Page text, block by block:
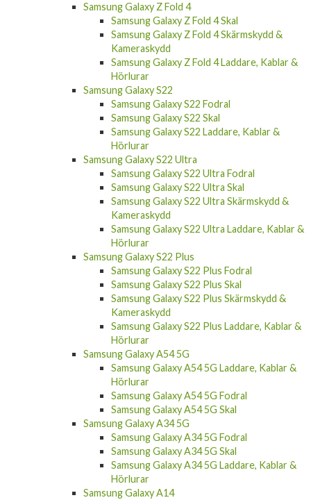
Samsung Galaxy Z Fold 4 Skal
Samsung Galaxy Z Fold 4 Skärmskydd &
Kameraskydd
Samsung Galaxy Z Fold 4 Laddare, Kablar &
Hörlurar
Samsung Galaxy S22
Samsung Galaxy S22 Fodral
Samsung Galaxy S22 Skal
Samsung Galaxy S22 Laddare, Kablar &
Hörlurar
Samsung Galaxy S22 Ultra
Samsung Galaxy S22 Ultra Fodral
Samsung Galaxy S22 Ultra Skal
Samsung Galaxy S22 Ultra Skärmskydd &
Kameraskydd
Samsung Galaxy S22 Ultra Laddare, Kablar &
Hörlurar
Samsung Galaxy S22 Plus
Samsung Galaxy S22 Plus Fodral
Samsung Galaxy S22 Plus Skal
Samsung Galaxy S22 Plus Skärmskydd &
Kameraskydd
Samsung Galaxy S22 Plus Laddare, Kablar &
Hörlurar
Samsung Galaxy A54 5G
Samsung Galaxy A54 5G Laddare, Kablar &
Hörlurar
Samsung Galaxy A54 5G Fodral
Samsung Galaxy A54 5G Skal
Samsung Galaxy A34 5G
Samsung Galaxy A34 5G Fodral
Samsung Galaxy A34 5G Skal
Samsung Galaxy A34 5G Laddare, Kablar &
Hörlurar
Samsung Galaxy A14
Samsung Galaxy A14 Fodral